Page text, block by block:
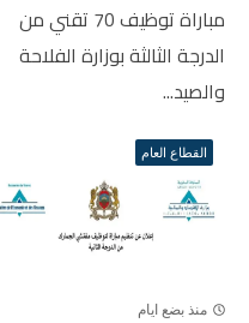
مباراة توظيف 70 تقني من
الدرجة الثالثة بوزارة الفلاحة
والصيد...
القطاع العام
منذ بضع ايام